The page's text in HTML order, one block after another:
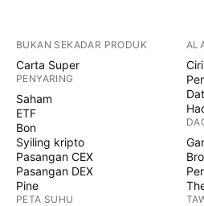
BUKAN SEKADAR PRODUK
Carta Super
PENYARING
Saham
ETF
Bon
Syiling kripto
Pasangan CEX
Pasangan DEX
Pine
PETA SUHU
Ciri